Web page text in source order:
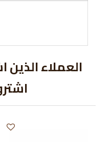
العملاء الذين